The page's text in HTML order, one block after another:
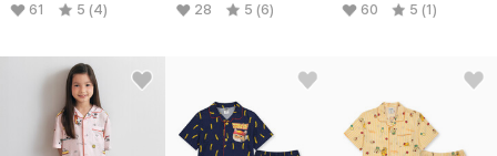
61 5 (4) 28 5 (6) 60 5 (1)